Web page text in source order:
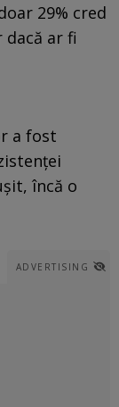
29% cred
ar fi
a fost
încă o
ADVERTISING